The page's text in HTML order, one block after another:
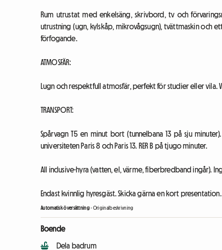
Rum utrustat med enkelsäng, skrivbord, tv och
utrustning (ugn, kylskåp, mikrovågsugn), tvättmaskin och
förfogande.
ATMOSFÄR:
Lugn och respektfull atmosfär, perfekt för studier eller
TRANSPORT:
Spårvagn T5 en minut bort (tunnelbana 13 på sju
universiteten Paris 8 och Paris 13. RER B på tjugo minuter.
All inclusive-hyra (vatten, el, värme, fiberbredband ingår).
Endast kvinnlig hyresgäst. Skicka gärna en kort
Automatisk översättning-Originalbeskrivning
Boende
Dela badrum